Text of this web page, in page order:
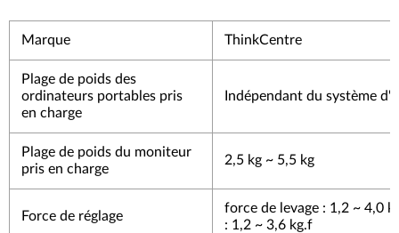
Marque ThinkCentre
Plage de poids des
ordinateurs portables pris
en charge
Indépendant du système
Plage de poids du moniteur
pris en charge
2,5 kg ~ 5,5 kg
Force de réglage
force de levage : 1,2 ~ 4,0
: 1,2 ~ 3,6 kg.f